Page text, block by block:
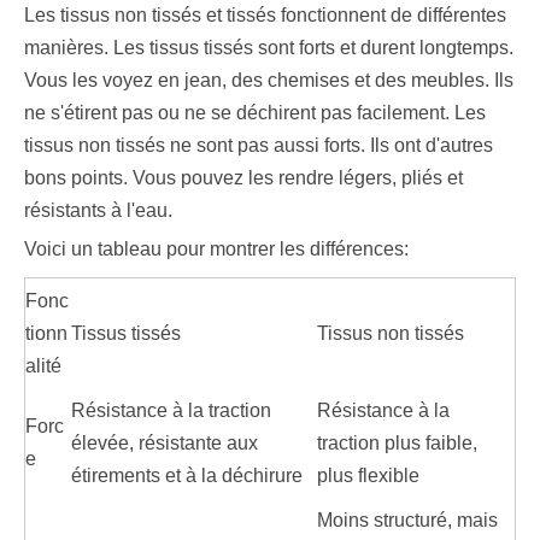
Les tissus non tissés et tissés fonctionnent de différentes
manières. Les tissus tissés sont forts et durent longtemps.
Vous les voyez en jean, des chemises et des meubles. Ils
ne s'étirent pas ou ne se déchirent pas facilement. Les
tissus non tissés ne sont pas aussi forts. Ils ont d'autres
bons points. Vous pouvez les rendre légers, pliés et
résistants à l'eau.
Voici un tableau pour montrer les différences:
Fonc
tionn
alité
Tissus tissés Tissus non tissés
Forc
e
Résistance à la traction
élevée, résistante aux
étirements et à la déchirure
Résistance à la
traction plus faible,
plus flexible
Moins structuré, mais